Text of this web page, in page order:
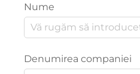
Nume
Denumirea companiei